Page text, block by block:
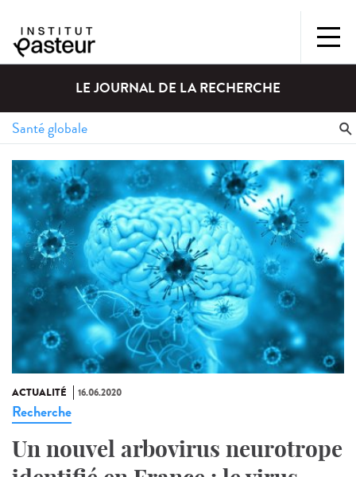
LE JOURNAL DE LA RECHERCHE
ACTUALITÉ 16.06.2020
Recherche
Un nouvel arbovirus neurotrope